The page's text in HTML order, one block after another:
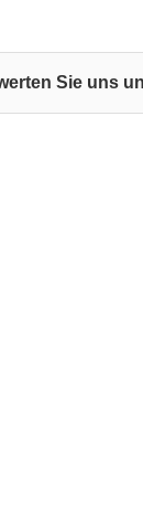
Sie uns